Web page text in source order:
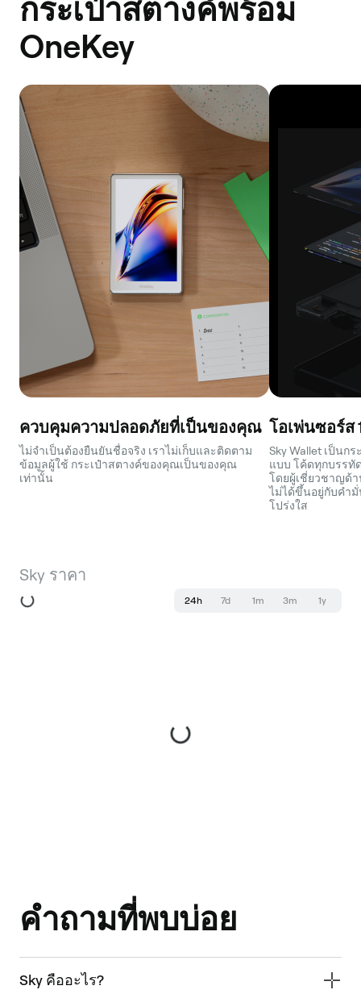
กระเป๋าสตางค์พร้อม
OneKey
ควบคุมความปลอดภัยที่เป็นของคุณ
ไม่จำเป็นต้องยืนยันชื่อจริง เราไม่เก็บและติดตาม
ข้อมูลผู้ใช้ กระเป๋าสตางค์ของคุณเป็นของคุณ
เท่านั้น
โอเพ่นซอร์ส
Sky Wallet เป็นก
แบบ โค้ดทุกบรรทั
โดยผู้เชี่ยวชาญด้
ไม่ได้ขึ้นอยู่กับคำ
โปร่งใส
Sky ราคา
24h 7d 1m 3m 1y
คำถามที่พบบ่อย
Sky คืออะไร?